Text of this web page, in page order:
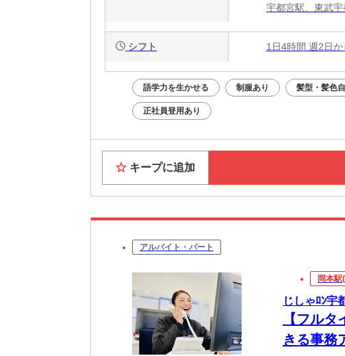
宇都宮駅、東武
シフト 1日4時間 週2日か
語学力を生かせる 制服あり 髪型・髪色
正社員登用あり
キープに追加
アルバイト・パート
岡本駅
じしゃﾛﾝ宇
【フル
きる事務